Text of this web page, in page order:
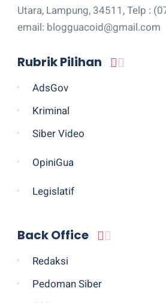
Utara, Lampung, 34511, Telp :
email: blogguacoid@gmail.com
Rubrik Pilihan
AdsGov
Kriminal
Siber Video
OpiniGua
Legislatif
Back Office
Redaksi
Pedoman Siber